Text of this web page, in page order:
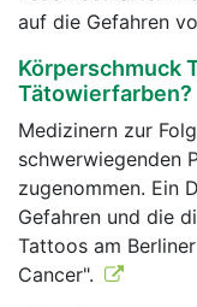
auf die Gefahren
Körperschmuck
Tätowierfarben?
Medizinern zur
schwerwiegenden
zugenommen. Ein
Gefahren und die
Tattoos am
Cancer".